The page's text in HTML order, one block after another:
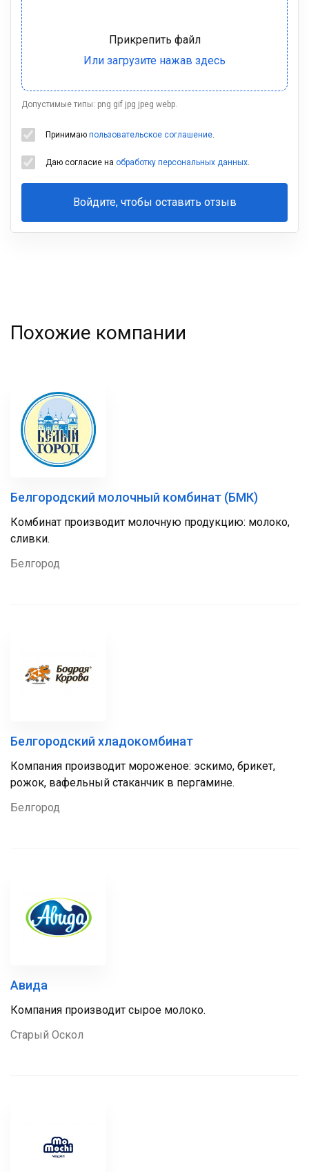
Допустимые типы: png gif jpg jpeg webp.
Принимаю пользовательское соглашение.
Даю согласие на обработку персональных данных.
Войдите, чтобы оставить отзыв
Ваша
Похожие компании
Белгородский молочный комбинат (БМК)
Комбинат производит молочную продукцию: молоко,
сливки.
Белгород
Белгородский хладокомбинат
Компания производит мороженое: эскимо, брикет,
рожок, вафельный стаканчик в пергамине.
Белгород
Авида
Компания производит сырое молоко.
Старый Оскол